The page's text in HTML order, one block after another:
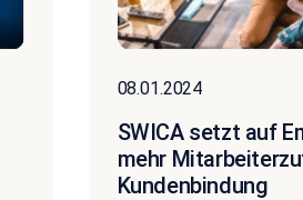
08.01.2024
SWICA setzt auf
mehr
Kundenbindung